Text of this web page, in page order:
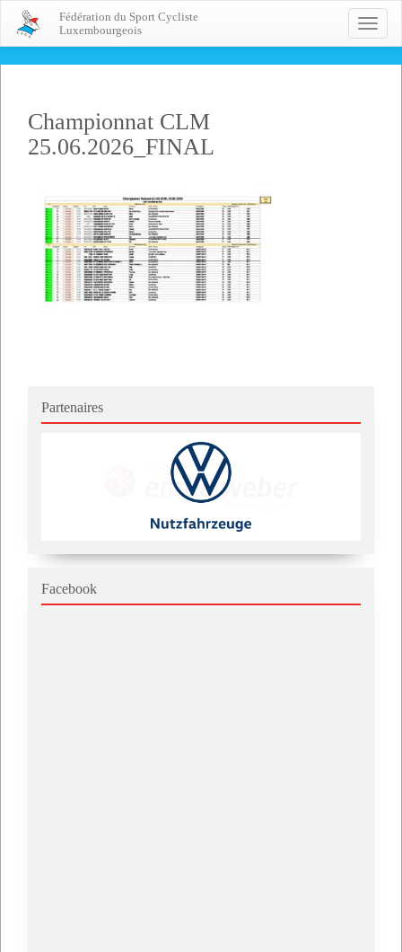
Toggle
Fédération du Sport Cycliste
Luxembourgeois
Championnat CLM
25.06.2026_FINAL
Partenaires
Facebook